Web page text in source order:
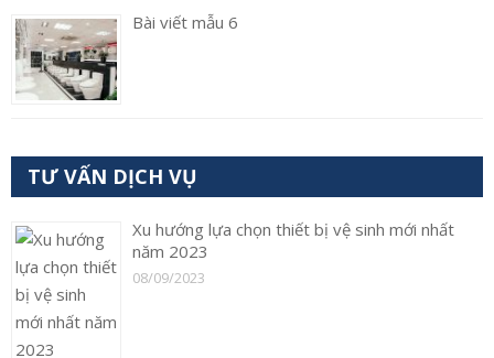
Bài viết mẫu 6
TƯ VẤN DỊCH VỤ
Xu hướng lựa chọn thiết bị vệ sinh mới nhất
năm 2023
08/09/2023